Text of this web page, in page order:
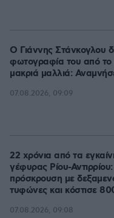
Ο Γιάννης Στάνκογλου
φωτογραφία του από το
μακριά μαλλιά:
07.08.2026, 09:09
22 χρόνια από τα
γέφυρας Ρίου-Αντιρρίου:
πρόσκρουση με
τυφώνες και κόστισε
07.08.2026, 09:08